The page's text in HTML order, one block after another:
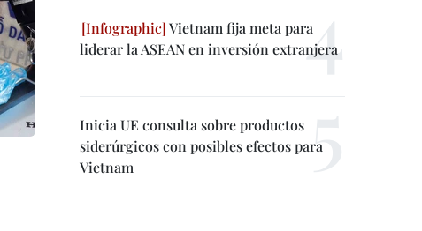
Vietnam fija meta para
liderar la ASEAN en inversión extranjera
Inicia UE consulta sobre productos
siderúrgicos con posibles efectos para
Vietnam